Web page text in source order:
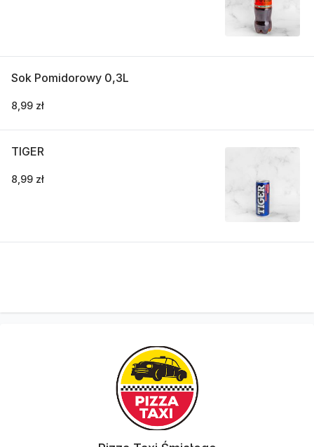
Sok Pomidorowy 0,3L
8,99 zł
TIGER
8,99 zł